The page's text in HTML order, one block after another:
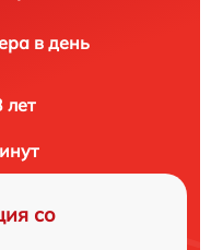
в день
лет
со